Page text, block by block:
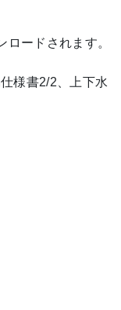
ードされます。
様書2/2、上下水